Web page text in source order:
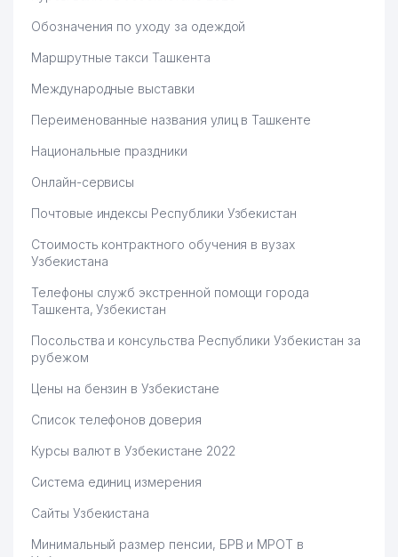
ПРЕДСТАВИТЕЛЬСТВО
58
CISCO SYSTEMS
MANAGEMENT B.V.
59
ПРЕДСТАВИТЕЛЬСТВО
200 м
60 SHARM-SPORT ЧП
OPTIMA TRADE BUSINESS ЧП
63 IRRIGATORCHILAR ТЧСЖ
64
OLTIN SOY IKKINCHI
KOMMUNAL ТЧСЖ
65 URBAN MEDIA ALLIANCE ООО 207 м
66 СТУДИЯ САД
67 DARXON KOMMUNAL ТЧСЖ
68 ENJOY ООО
69 CERINS STANDARD ООО
70 XIMZASHITA SERVIS ООО
Обозначения по уходу за одеждой
Маршрутные такси Ташкента
Международные выставки
Переименованные названия улиц в Ташкенте
Национальные праздники
Онлайн-сервисы
Почтовые индексы Республики Узбекистан
Стоимость контрактного обучения в вузах
Узбекистана
Телефоны служб экстренной помощи города
Ташкента, Узбекистан
Посольства и консульства Республики Узбекистан за
рубежом
Цены на бензин в Узбекистане
Список телефонов доверия
Курсы валют в Узбекистане 2022
Система единиц измерения
Сайты Узбекистана
Минимальный размер пенсии, БРВ и МРОТ в